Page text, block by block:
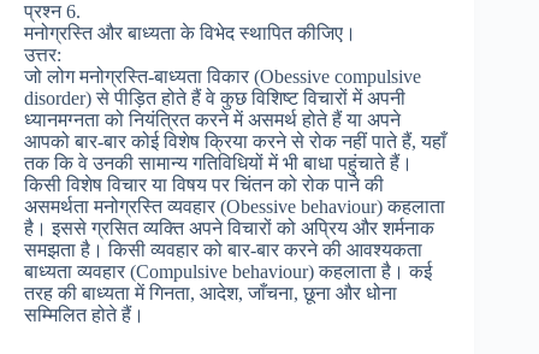
प्रश्न 6.
मनोग्रस्ति और बाध्यता के विभेद स्थापित कीजिए।
उत्तर:
जो लोग मनोग्रस्ति-बाध्यता विकार (Obessive compulsive
disorder) से पीड़ित होते हैं वे कुछ विशिष्ट विचारों में अपनी
ध्यानमग्नता को नियंत्रित करने में असमर्थ होते हैं या अपने
आपको बार-बार कोई विशेष क्रिया करने से रोक नहीं पाते हैं, यहाँ
तक कि वे उनकी सामान्य गतिविधियों में भी बाधा पहुंचाते हैं।
किसी विशेष विचार या विषय पर चिंतन को रोक पाने की
असमर्थता मनोग्रस्ति व्यवहार (Obessive behaviour) कहलाता
है। इससे ग्रसित व्यक्ति अपने विचारों को अप्रिय और शर्मनाक
समझता है। किसी व्यवहार को बार-बार करने की आवश्यकता
बाध्यता व्यवहार (Compulsive behaviour) कहलाता है। कई
तरह की बाध्यता में गिनता, आदेश, जाँचना, छूना और धोना
सम्मिलित होते हैं।